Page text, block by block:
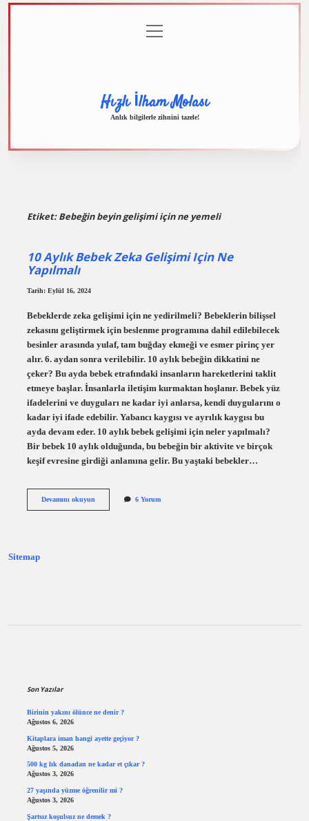
menüyü
aç
Hızlı İlham Molası
Anlık bilgilerle zihnini tazele!
Etiket:Bebeğin beyin gelişimi için ne yemeli
10 Aylık Bebek Zeka Gelişimi Için Ne
Yapılmalı
Tarih: Eylül 16, 2024
Bebeklerde zeka gelişimi için ne yedirilmeli? Bebeklerin bilişsel
zekasını geliştirmek için beslenme programına dahil edilebilecek
besinler arasında yulaf, tam buğday ekmeği ve esmer pirinç yer
alır. 6. aydan sonra verilebilir. 10 aylık bebeğin dikkatini ne
çeker? Bu ayda bebek etrafındaki insanların hareketlerini taklit
etmeye başlar. İnsanlarla iletişim kurmaktan hoşlanır. Bebek yüz
ifadelerini ve duyguları ne kadar iyi anlarsa, kendi duygularını o
kadar iyi ifade edebilir. Yabancı kaygısı ve ayrılık kaygısı bu
ayda devam eder. 10 aylık bebek gelişimi için neler yapılmalı?
Bir bebek 10 aylık olduğunda, bu bebeğin bir aktivite ve birçok
keşif evresine girdiği anlamına gelir. Bu yaştaki bebekler…
Devamını okuyun10
6 Yorum
Sitemap
Son Yazılar
Birinin yakını ölünce ne denir ?
Ağustos 6, 2026
Kitaplara iman hangi ayette geçiyor ?
Ağustos 5, 2026
500 kg lık danadan ne kadar et çıkar ?
Ağustos 3, 2026
27 yaşında yüzme öğrenilir mi ?
Ağustos 3, 2026
Şartsız koşulsuz ne demek ?